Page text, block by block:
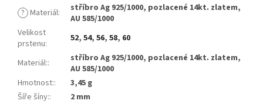
? Materiál:
stříbro Ag 925/1000, pozlacené 14kt. zlatem,
AU 585/1000
Velikost
prstenu: 52, 54, 56, 58, 60
Materiál::
stříbro Ag 925/1000, pozlacené 14kt. zlatem,
AU 585/1000
Hmotnost::
3,45 g
Šíře šíny::
2 mm